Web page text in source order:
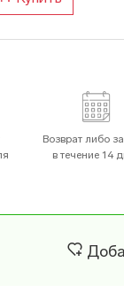
Возврат либо
в течение 14